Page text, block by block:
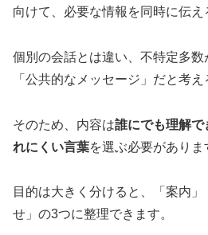
向けて、必要な情報を同時に伝え
個別の会話とは違い、不特定多
「公共的なメッセージ」だと考
そのため、内容は誰にでも理解で
れにくい言葉を選ぶ必要がありま
目的は大きく分けると、「案内
せ」の3つに整理できます。